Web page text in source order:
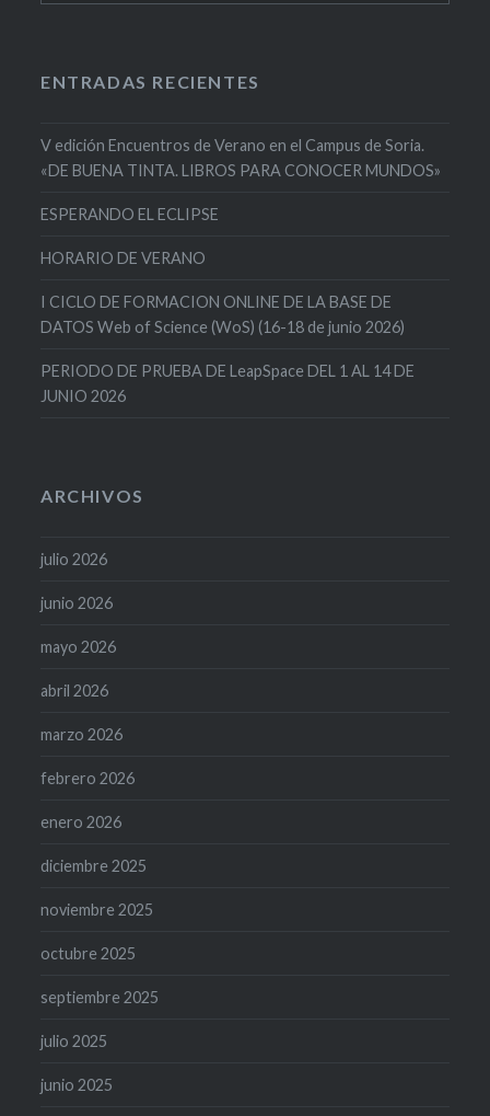
ENTRADAS RECIENTES
V edición Encuentros de Verano en el Campus de Soria.
«DE BUENA TINTA. LIBROS PARA CONOCER MUNDOS»
ESPERANDO EL ECLIPSE
HORARIO DE VERANO
I CICLO DE FORMACION ONLINE DE LA BASE DE
DATOS Web of Science (WoS) (16-18 de junio 2026)
PERIODO DE PRUEBA DE LeapSpace DEL 1 AL 14 DE
JUNIO 2026
ARCHIVOS
julio 2026
junio 2026
mayo 2026
abril 2026
marzo 2026
febrero 2026
enero 2026
diciembre 2025
noviembre 2025
octubre 2025
septiembre 2025
julio 2025
junio 2025